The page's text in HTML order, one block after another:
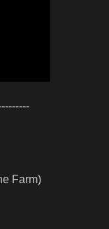
Farm)